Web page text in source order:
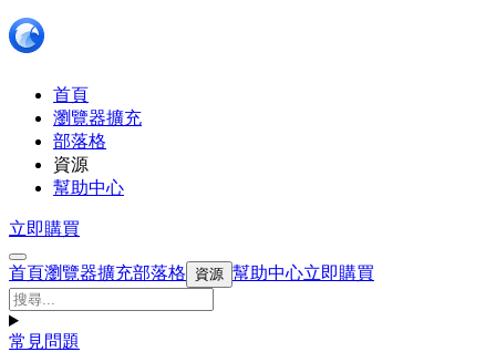
首頁
瀏覽器擴充
部落格
資源
幫助中心
立即購買
首頁瀏覽器擴充部落格 資源 幫助中心立即購買
常見問題